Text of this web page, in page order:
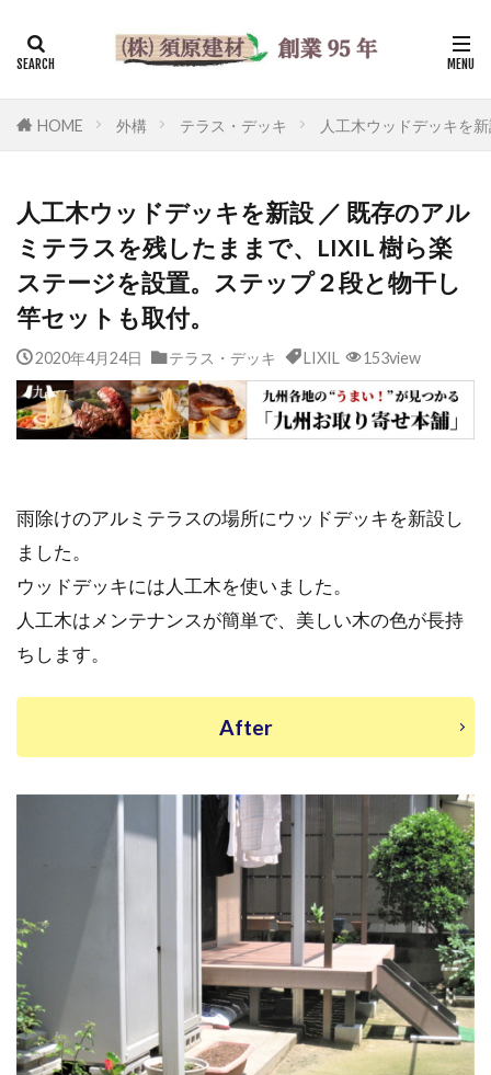
HOME 外構 テラス・デッキ 人工木ウッドデッキを
人工木ウッドデッキを新設 ／ 既存のアル
ミテラスを残したままで、LIXIL 樹ら楽
ステージを設置。ステップ２段と物干し
竿セットも取付。
2020年4月24日 テラス・デッキ LIXIL 153view
雨除けのアルミテラスの場所にウッドデッキを新設し
ました。
ウッドデッキには人工木を使いました。
人工木はメンテナンスが簡単で、美しい木の色が長持
ちします。
After